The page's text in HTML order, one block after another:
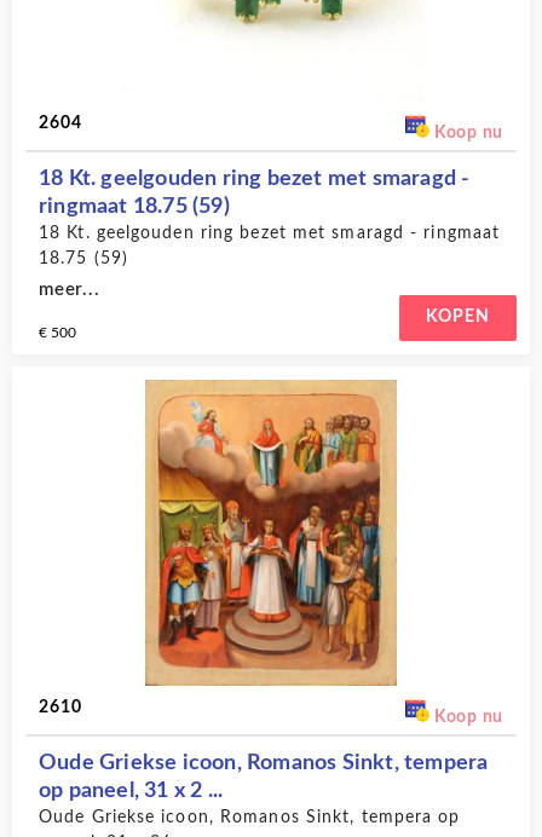
2604
Koop nu
18 Kt. geelgouden ring bezet met smaragd -
ringmaat 18.75 (59)
18 Kt. geelgouden ring bezet met smaragd - ringmaat
18.75 (59)
meer...
€ 500
KOPEN
2610
Koop nu
Oude Griekse icoon, Romanos Sinkt, tempera
op paneel, 31 x 2 ...
Oude Griekse icoon, Romanos Sinkt, tempera op